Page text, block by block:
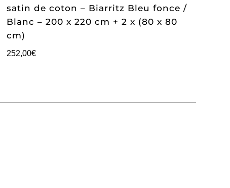
satin de coton – Biarritz Bleu fonce /
Blanc – 200 x 220 cm + 2 x (80 x 80
cm)
252,00€